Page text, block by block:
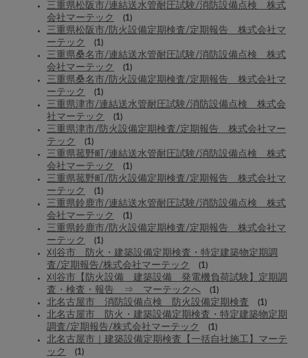
三重県松阪市/連結送水管耐圧試験/消防設備点検 株式
会社マーテック
(1)
三重県松阪市/防火設備定期検査/定期報告 株式会社マ
ーテック
(1)
三重県桑名市/連結送水管耐圧試験/消防設備点検 株式
会社マーテック
(1)
三重県桑名市/防火設備定期検査/定期報告 株式会社マ
ーテック
(1)
三重県津市/連結送水管耐圧試験/消防設備点検 株式会
社マーテック
(1)
三重県津市/防火設備定期検査/定期報告 株式会社マー
テック
(1)
三重県菰野町/連結送水管耐圧試験/消防設備点検 株式
会社マーテック
(1)
三重県菰野町/防火設備定期検査/定期報告 株式会社マ
ーテック
(1)
三重県鈴鹿市/連結送水管耐圧試験/消防設備点検 株式
会社マーテック
(1)
三重県鈴鹿市/防火設備定期検査/定期報告 株式会社マ
ーテック
(1)
刈谷市 防火・建築設備定期検査・特定建築物定期調
査/定期報告/株式会社マーテック
(1)
刈谷市【防火設備 建築設備 発電機負荷試験】定期調
査・検査・報告 ⇒ マーテックへ
(1)
北名古屋市 消防設備点検 防火設備定期検査 (1)
北名古屋市 防火・建築設備定期検査・特定建築物定期
調査/定期報告/株式会社マーテック
(1)
北名古屋市｜建築設備定期検査【一括自社施工】マーテ
ック
(1)